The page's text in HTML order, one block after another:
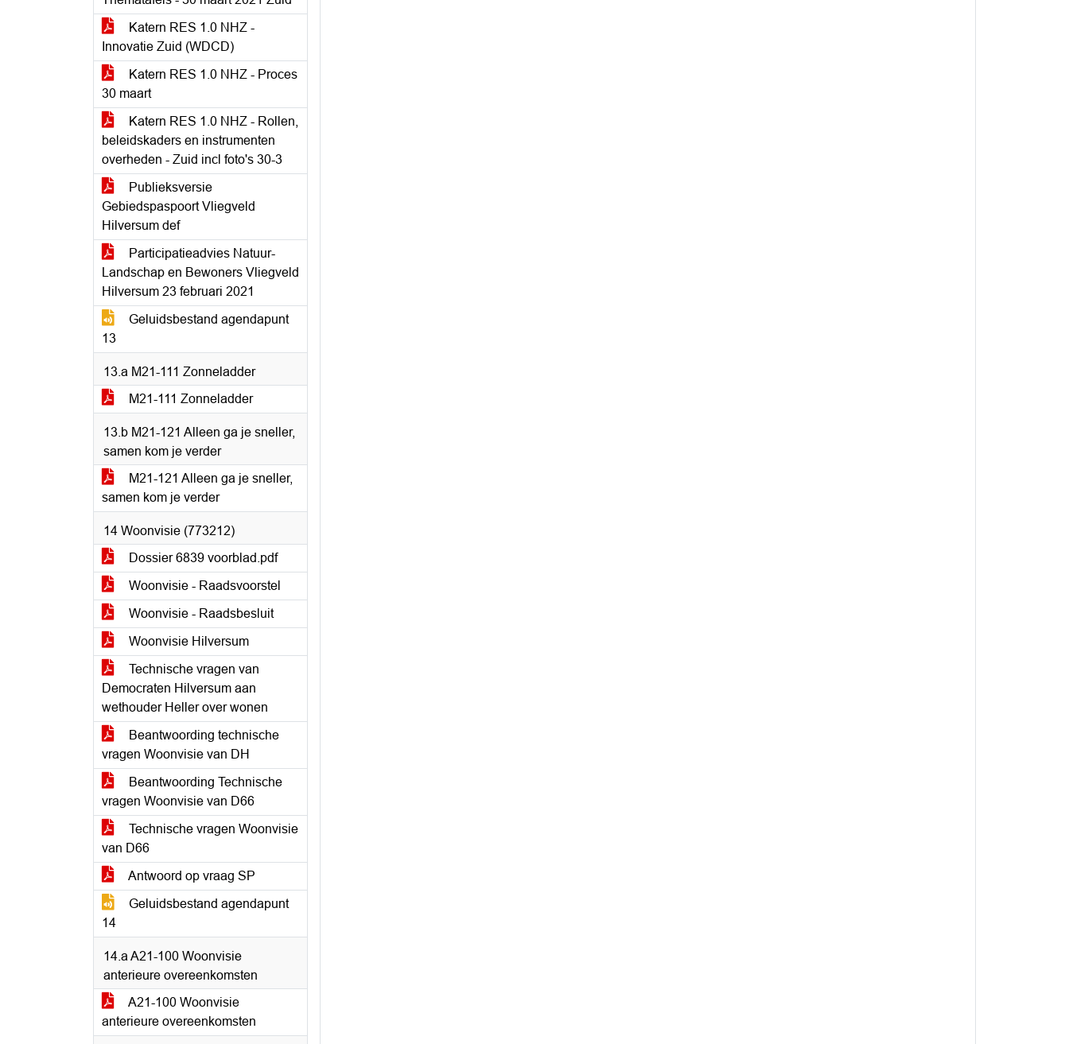
Katern RES 1.0 NHZ -
Innovatie Zuid (WDCD)
Katern RES 1.0 NHZ - Proces
30 maart
Katern RES 1.0 NHZ - Rollen,
beleidskaders en instrumenten
overheden - Zuid incl foto's 30-3
Publieksversie
Gebiedspaspoort Vliegveld
Hilversum def
Participatieadvies Natuur-
Landschap en Bewoners Vliegveld
Hilversum 23 februari 2021
Geluidsbestand agendapunt
13
13.a M21-111 Zonneladder
M21-111 Zonneladder
13.b M21-121 Alleen ga je sneller,
samen kom je verder
M21-121 Alleen ga je sneller,
samen kom je verder
14 Woonvisie (773212)
Dossier 6839 voorblad.pdf
Woonvisie - Raadsvoorstel
Woonvisie - Raadsbesluit
Woonvisie Hilversum
Technische vragen van
Democraten Hilversum aan
wethouder Heller over wonen
Beantwoording technische
vragen Woonvisie van DH
Beantwoording Technische
vragen Woonvisie van D66
Technische vragen Woonvisie
van D66
Antwoord op vraag SP
Geluidsbestand agendapunt
14
14.a A21-100 Woonvisie
anterieure overeenkomsten
A21-100 Woonvisie
anterieure overeenkomsten